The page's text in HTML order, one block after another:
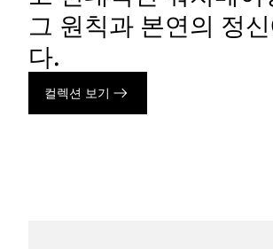
그 원칙과 본연의 정
다.
컬렉션 보기